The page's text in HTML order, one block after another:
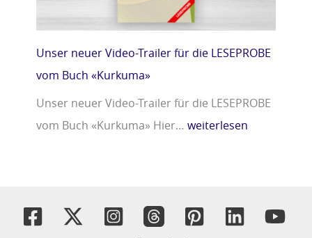
Unser neuer Video-Trailer für die LESEPROBE
vom Buch «Kurkuma»
Unser neuer Video-Trailer für die LESEPROBE
vom Buch «Kurkuma» Hier… weiterlesen